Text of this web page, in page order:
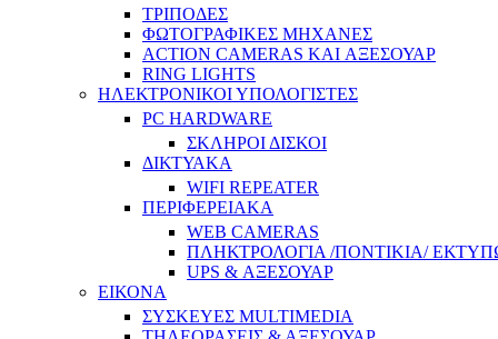
ΤΡΙΠΟΔΕΣ
ΦΩΤΟΓΡΑΦΙΚΕΣ ΜΗΧΑΝΕΣ
ACTION CAMERAS KAI ΑΞΕΣΟΥΑΡ
RING LIGHTS
ΗΛΕΚΤΡΟΝΙΚΟΙ ΥΠΟΛΟΓΙΣΤΕΣ
PC HARDWARE
ΣΚΛΗΡΟΙ ΔΙΣΚΟΙ
ΔΙΚΤΥΑΚΑ
WIFI REPEATER
ΠΕΡΙΦΕΡΕΙΑΚΑ
WEB CAMERAS
ΠΛΗΚΤΡΟΛΟΓΙΑ /ΠΟΝΤΙΚΙΑ/
UPS & ΑΞΕΣΟΥΑΡ
ΕΙΚΟΝΑ
ΣΥΣΚΕΥΕΣ MULTIMEDIA